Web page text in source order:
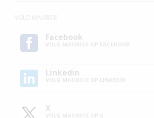
Facebook
Linkedin
X